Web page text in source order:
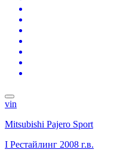
vin
Mitsubishi Pajero Sport
I Рестайлинг 2008 г.в.